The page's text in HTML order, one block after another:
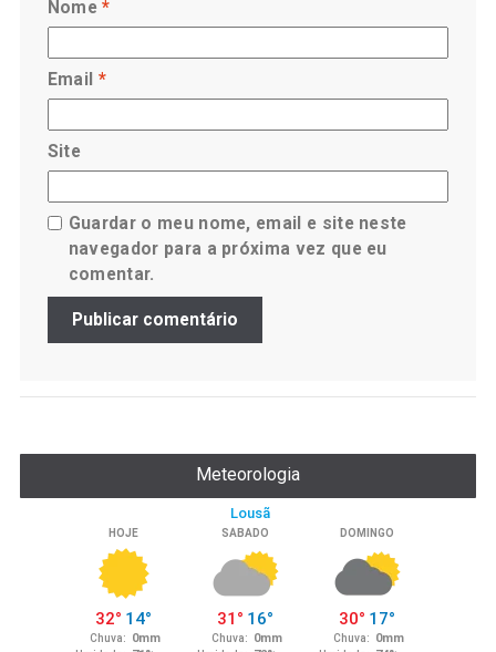
Nome*
Email *
Site
Guardar o meu nome, email e site neste
navegador para a próxima vez que eu
comentar.
Meteorologia